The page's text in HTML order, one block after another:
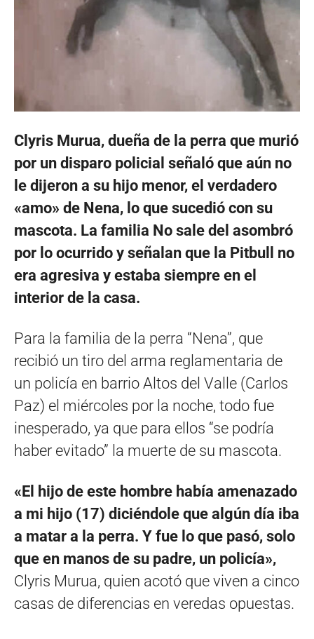
Clyris Murua, dueña de la perra que murió
por un disparo policial señaló que aún no
le dijeron a su hijo menor, el verdadero
«amo» de Nena, lo que sucedió con su
mascota. La familia No sale del asombró
por lo ocurrido y señalan que la Pitbull no
era agresiva y estaba siempre en el
interior de la casa.
Para la familia de la perra “Nena”, que
recibió un tiro del arma reglamentaria de
un policía en barrio Altos del Valle (Carlos
Paz) el miércoles por la noche, todo fue
inesperado, ya que para ellos “se podría
haber evitado” la muerte de su mascota.
«El hijo de este hombre había amenazado
a mi hijo (17) diciéndole que algún día iba
a matar a la perra. Y fue lo que pasó, solo
que en manos de su padre, un policía»,
Clyris Murua, quien acotó que viven a cinco
casas de diferencias en veredas opuestas.